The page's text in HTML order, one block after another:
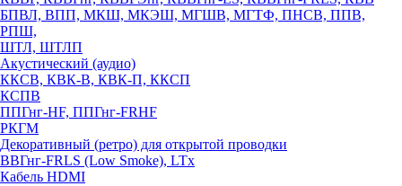
БПВЛ, ВПП, МКШ, МКЭШ, МГШВ, МГТФ, ПНСВ, ППВ,
РПШ,
ШТЛ, ШТЛП
Акустический (аудио)
ККСВ, КВК-В, КВК-П, ККСП
КСПВ
ППГнг-HF, ППГнг-FRHF
РКГМ
Декоративный (ретро) для открытой проводки
ВВГнг-FRLS (Low Smoke), LTx
Кабель HDMI